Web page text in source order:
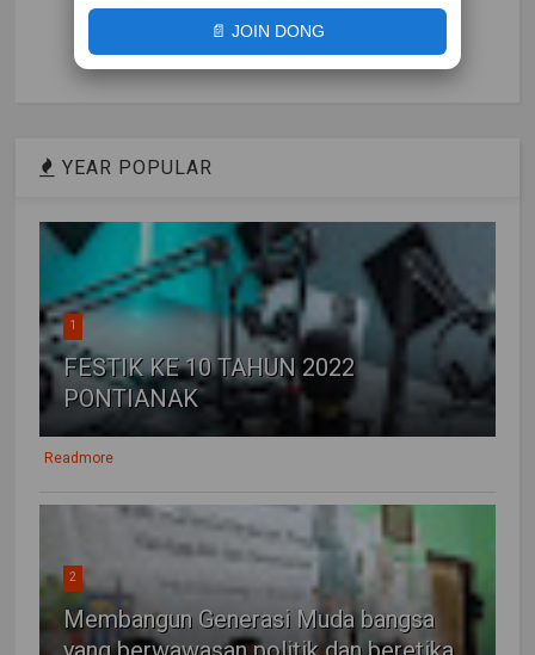
YEAR POPULAR
1
FESTIK KE 10 TAHUN 2022
PONTIANAK
Readmore
2
Membangun Generasi Muda bangsa
📄 JOIN DONG